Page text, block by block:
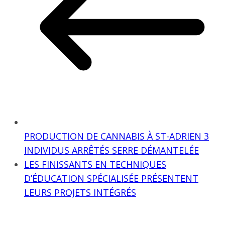
PRODUCTION DE CANNABIS À ST-ADRIEN 3
INDIVIDUS ARRÊTÉS SERRE DÉMANTELÉE
LES FINISSANTS EN TECHNIQUES
D’ÉDUCATION SPÉCIALISÉE PRÉSENTENT
LEURS PROJETS INTÉGRÉS